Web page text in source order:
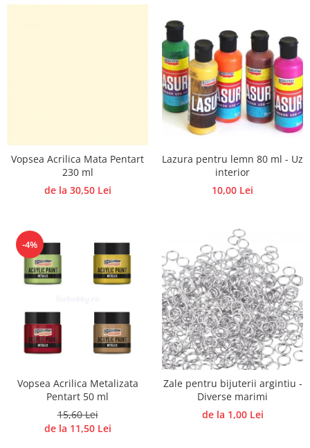
Vopsea Acrilica Mata Pentart
230 ml
de la 30,50 Lei
Lazura pentru lemn 80 ml - Uz
interior
10,00 Lei
-4%
Vopsea Acrilica Metalizata
Pentart 50 ml
15,60 Lei
de la 11,50 Lei
Zale pentru bijuterii argintiu -
Diverse marimi
de la 1,00 Lei